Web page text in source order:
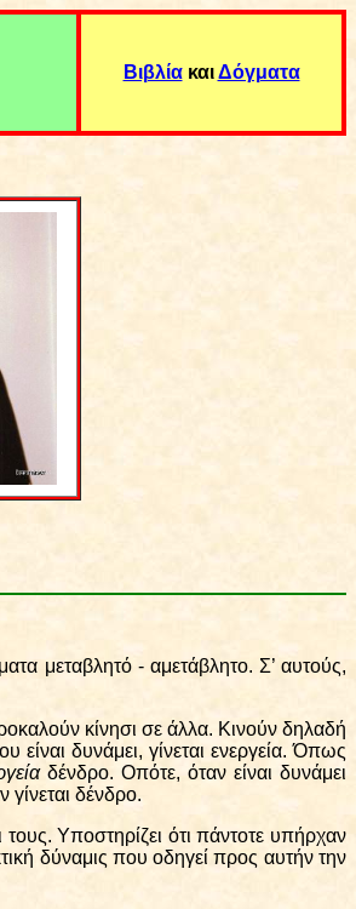
Βιβλία καιΔόγματα
μεταβλητό - αμετάβλητο. Σ’ αυτούς,
κίνησι σε άλλα. Κινούν δηλαδή
είναι δυνάμει, γίνεται ενεργεία. Όπως
δένδρο. Οπότε, όταν είναι δυνάμει
γίνεται δένδρο.
Υποστηρίζει ότι πάντοτε υπήρχαν
δύναμις που οδηγεί προς αυτήν την